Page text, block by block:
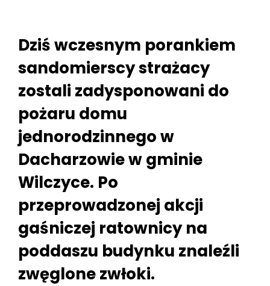
Dziś wczesnym porankiem
sandomierscy strażacy
zostali zadysponowani do
pożaru domu
jednorodzinnego w
Dacharzowie w gminie
Wilczyce. Po
przeprowadzonej akcji
gaśniczej ratownicy na
poddaszu budynku znaleźli
zwęglone zwłoki.